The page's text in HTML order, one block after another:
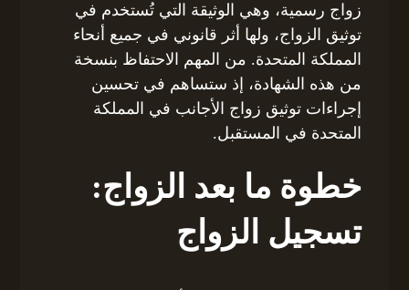
زواج رسمية، وهي الوثيقة التي تُستخدم في
توثيق الزواج، ولها أثر قانوني في جميع أنحاء
المملكة المتحدة. من المهم الاحتفاظ بنسخة
من هذه الشهادة، إذ ستساهم في تحسين
إجراءات توثيق زواج الأجانب في المملكة
المتحدة في المستقبل.
خطوة ما بعد الزواج:
تسجيل الزواج